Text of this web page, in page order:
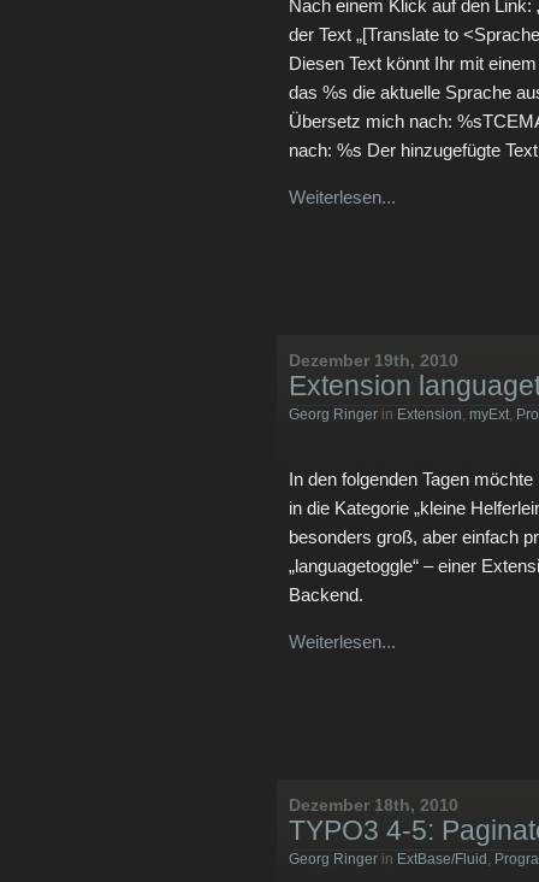
Nach einem Klick auf den Link:
der Text „[Translate to
Diesen Text könnt Ihr mit
das %s die aktuelle Sprache
Übersetz mich nach:
nach: %s Der hinzugefügte
Weiterlesen...
Dezember 19th, 2010
Extension
Georg Ringer in Extension, myExt,
In den folgenden Tagen
in die Kategorie „kleine
besonders groß, aber einfach
„languagetoggle“ – einer
Backend.
Weiterlesen...
Dezember 18th, 2010
TYPO3 4-5:
Georg Ringer in ExtBase/Fluid ,